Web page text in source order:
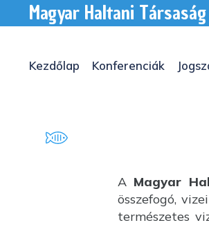
Magyar Haltani Társaság
Kezdőlap Konferenciák
A Magyar
összefogó,
természetes